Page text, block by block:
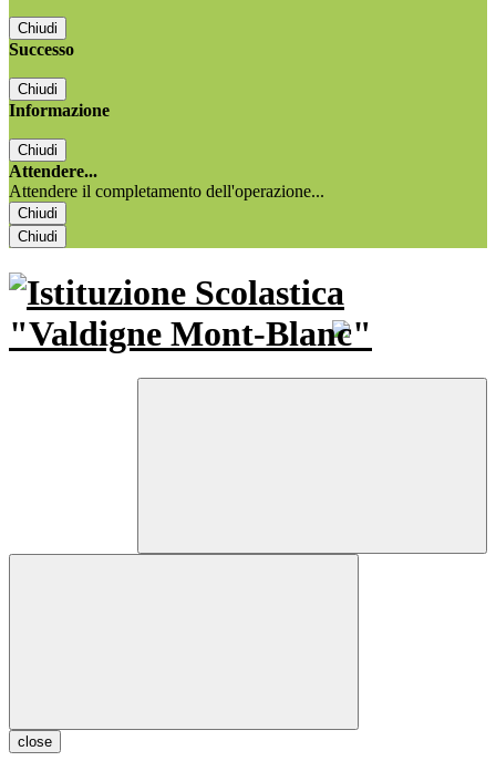
Chiudi
Successo
Chiudi
Informazione
Chiudi
Attendere...
Attendere il completamento dell'operazione...
Chiudi
Chiudi
close